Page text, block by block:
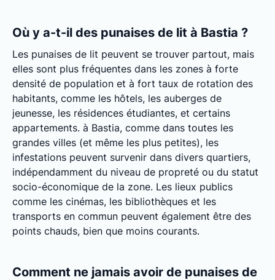
Où y a-t-il des punaises de lit à Bastia ?
Les punaises de lit peuvent se trouver partout, mais
elles sont plus fréquentes dans les zones à forte
densité de population et à fort taux de rotation des
habitants, comme les hôtels, les auberges de
jeunesse, les résidences étudiantes, et certains
appartements. à Bastia, comme dans toutes les
grandes villes (et même les plus petites), les
infestations peuvent survenir dans divers quartiers,
indépendamment du niveau de propreté ou du statut
socio-économique de la zone. Les lieux publics
comme les cinémas, les bibliothèques et les
transports en commun peuvent également être des
points chauds, bien que moins courants.
Comment ne jamais avoir de punaises de